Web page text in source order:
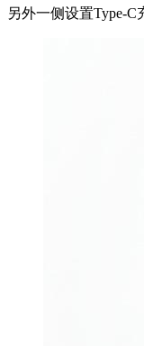
另外一侧设置Type-C